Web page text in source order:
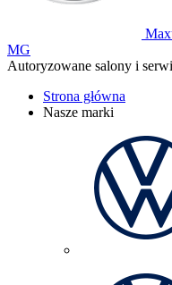
MG
Autoryzowane salony i
Strona główna
Nasze marki